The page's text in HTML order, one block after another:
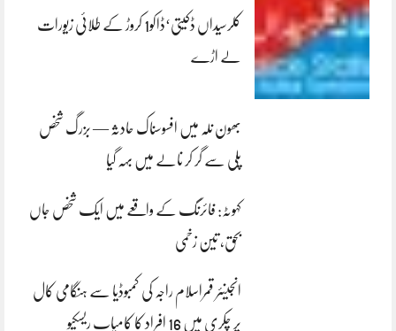
کلرسیداں ڈکیتی‘ڈاکو1 کروڑ کے طلائی زیورات
لے اڑے
بھون نلہ میں افسوسناک حادثہ — بزرگ شخص
پلی سے گر کر نالے میں بہہ گیا
کہوٹہ: فائرنگ کے واقعے میں ایک شخص جاں
بحق، تین زخمی
انجینئر قمراسلام راجہ کی کمبوڈیا سے ہنگامی کال
پر چکری میں 16 افراد کا کامیاب ریسکیو